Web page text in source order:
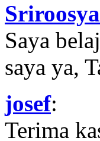
Saya
saya ya,
josef:
Terima